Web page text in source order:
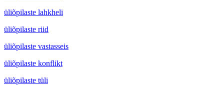
üliõpilaste lahkheli
üliõpilaste riid
üliõpilaste vastasseis
üliõpilaste konflikt
üliõpilaste tüli